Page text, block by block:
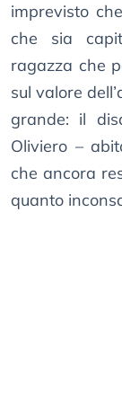
imprevisto
che sia
ragazza che
sul valore
grande: il
Oliviero –
che ancora
quanto